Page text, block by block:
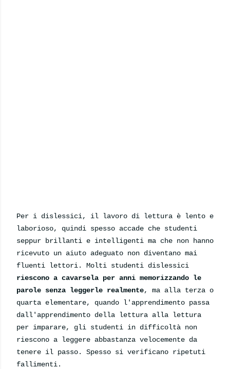
Per i dislessici, il lavoro di lettura è lento e
laborioso, quindi spesso accade che studenti
seppur brillanti e intelligenti ma che non hanno
ricevuto un aiuto adeguato non diventano mai
fluenti lettori. Molti studenti dislessici
riescono a cavarsela per anni memorizzando le
parole senza leggerle realmente, ma alla terza o
quarta elementare, quando l'apprendimento passa
dall'apprendimento della lettura alla lettura
per imparare, gli studenti in difficoltà non
riescono a leggere abbastanza velocemente da
tenere il passo. Spesso si verificano ripetuti
fallimenti.